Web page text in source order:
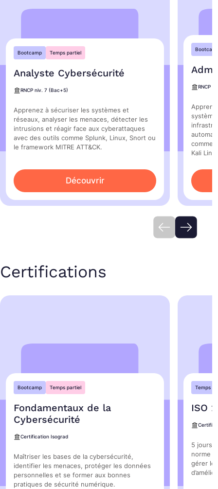
Bootcamp Temps partiel
Analyste Cybersécurité
RNCP niv. 7 (Bac+5)
Apprenez à sécuriser les systèmes et
réseaux, analyser les menaces, détecter les
intrusions et réagir face aux cyberattaques
avec des outils comme Splunk, Linux, Snort ou
le framework MITRE ATT&CK.
Découvrir
RNCP
comme
Kali
Certifications
Bootcamp Temps partiel
Fondamentaux de la
Cybersécurité
Certification Isograd
Maîtriser les bases de la cybersécurité,
identifier les menaces, protéger les données
personnelles et se former aux bonnes
pratiques de sécurité numérique.
Temps
ISO
5 jours
norme
gérer